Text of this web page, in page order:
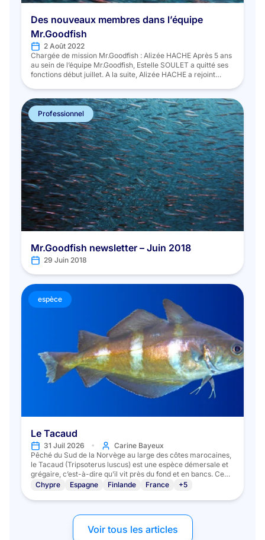
Des nouveaux membres dans l’équipe
Mr.Goodfish
2 Août 2022
Chargée de mission Mr.Goodfish : Alizée HACHE Après 5 ans
au sein de l’équipe Mr.Goodfish, Estelle SOULET a quitté ses
fonctions début juillet. A la suite, Alizée HACHE a rejoint
les pêcheurs, la grande distribution et […]
Professionnel
Mr.Goodfish newsletter – Juin 2018
29 Juin 2018
espèce
Le Tacaud
31 Juil 2026 •
Carine Bayeux
Pêché du Sud de la Norvège au large des côtes marocaines,
le Tacaud (Tripsoterus luscus) est une espèce démersale et
grégaire, c’est-à-dire qu’il vit près du fond et en bancs. Ce
poisson apprécie les eaux entre 7°C et 13°C, les fonds
30 et 100 mètres de profondeur, parfois même jusqu’à 300
Chypre Espagne Finlande France +5
Voir tous les articles